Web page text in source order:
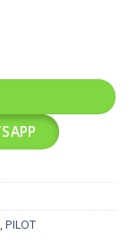
NEGRO 12UD
,PILOT